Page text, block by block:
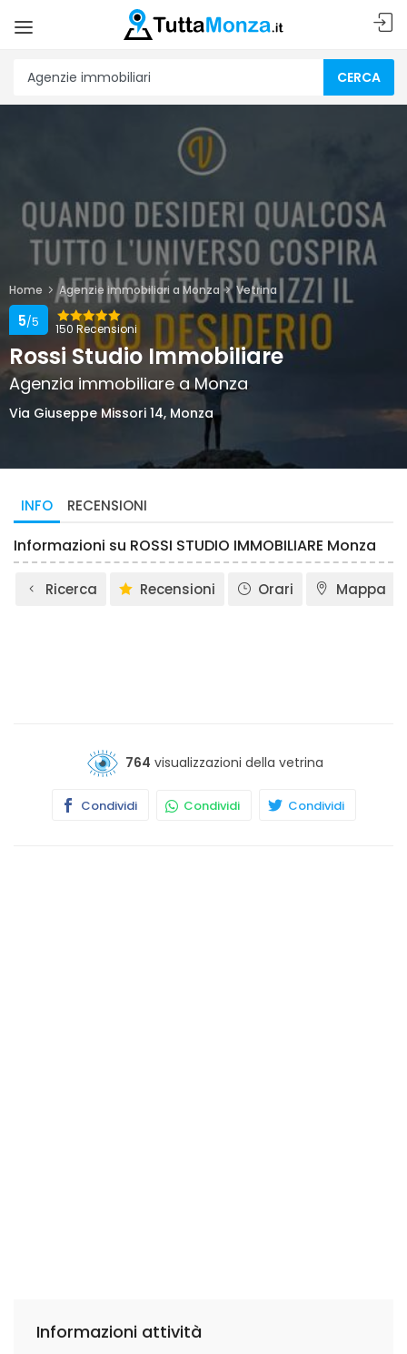
CERCA
Home Agenzie immobiliari a Monza Vetrina
150 Recensioni
5/5
Rossi Studio Immobiliare
Agenzia immobiliare a Monza
Via Giuseppe Missori 14, Monza
INFO RECENSIONI
Informazioni su ROSSI STUDIO IMMOBILIARE Monza
Ricerca Recensioni Orari Mappa
764 visualizzazioni della vetrina
Condividi Condividi Condividi
Informazioni attività